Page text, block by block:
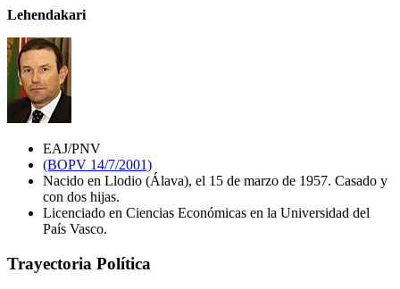
Lehendakari
EAJ/PNV
(BOPV 14/7/2001)
Nacido en Llodio (Álava), el 15 de marzo de 1957. Casado y
con dos hijas.
Licenciado en Ciencias Económicas en la Universidad del
País Vasco.
Trayectoria Política